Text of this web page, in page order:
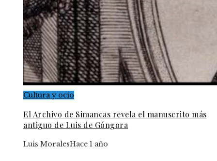
Cultura y ocio
El Archivo de Simancas revela el manuscrito más
antiguo de Luis de Góngora
Luis MoralesHace 1 año